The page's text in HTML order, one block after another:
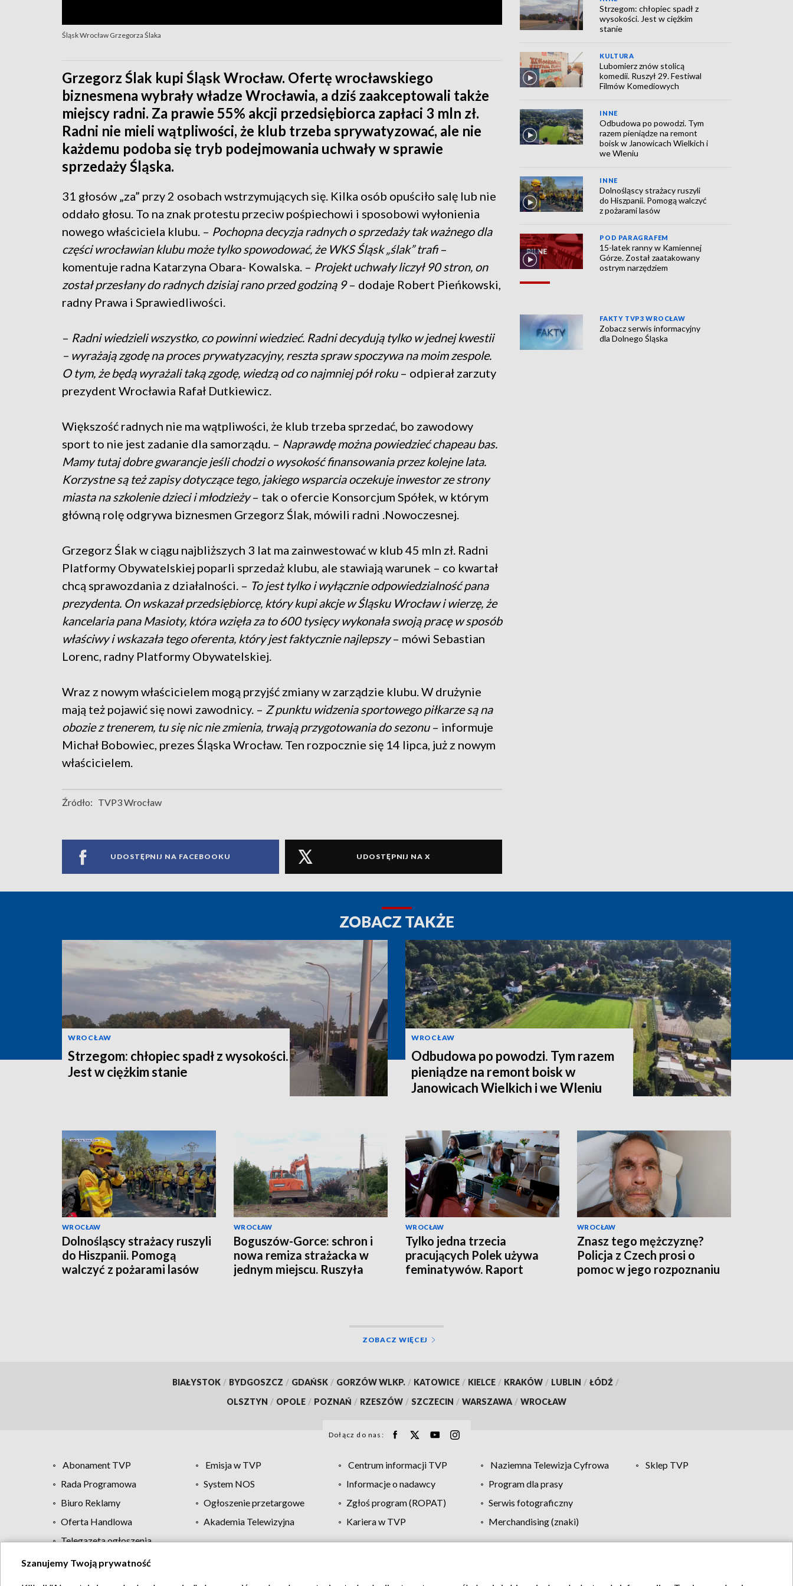
Śląsk Wrocław Grzegorza Ślaka
Grzegorz Ślak kupi Śląsk Wrocław. Ofertę wrocławskiego
biznesmena wybrały władze Wrocławia, a dziś zaakceptowali także
miejscy radni. Za prawie 55% akcji przedsiębiorca zapłaci 3 mln zł.
Radni nie mieli wątpliwości, że klub trzeba sprywatyzować, ale nie
każdemu podoba się tryb podejmowania uchwały w sprawie
sprzedaży Śląska.
31 głosów „za” przy 2 osobach wstrzymujących się. Kilka osób opuściło salę lub nie
oddało głosu. To na znak protestu przeciw pośpiechowi i sposobowi wyłonienia
nowego właściciela klubu. – Pochopna decyzja radnych o sprzedaży tak ważnego dla
części wrocławian klubu może tylko spowodować, że WKS Śląsk „ślak” trafi–
komentuje radna Katarzyna Obara- Kowalska. – Projekt uchwały liczył 90 stron, on
został przesłany do radnych dzisiaj rano przed godziną 9– dodaje Robert Pieńkowski,
radny Prawa i Sprawiedliwości.
– Radni wiedzieli wszystko, co powinni wiedzieć. Radni decydują tylko w jednej kwestii
– wyrażają zgodę na proces prywatyzacyjny, reszta spraw spoczywa na moim zespole.
O tym, że będą wyrażali taką zgodę, wiedzą od co najmniej pół roku– odpierał zarzuty
prezydent Wrocławia Rafał Dutkiewicz.
Większość radnych nie ma wątpliwości, że klub trzeba sprzedać, bo zawodowy
sport to nie jest zadanie dla samorządu. – Naprawdę można powiedzieć chapeau bas.
Mamy tutaj dobre gwarancje jeśli chodzi o wysokość finansowania przez kolejne lata.
Korzystne są też zapisy dotyczące tego, jakiego wsparcia oczekuje inwestor ze strony
miasta na szkolenie dzieci i młodzieży– tak o ofercie Konsorcjum Spółek, w którym
główną rolę odgrywa biznesmen Grzegorz Ślak, mówili radni .Nowoczesnej.
Grzegorz Ślak w ciągu najbliższych 3 lat ma zainwestować w klub 45 mln zł. Radni
Platformy Obywatelskiej poparli sprzedaż klubu, ale stawiają warunek – co kwartał
chcą sprawozdania z działalności. – To jest tylko i wyłącznie odpowiedzialność pana
prezydenta. On wskazał przedsiębiorcę, który kupi akcje w Śląsku Wrocław i wierzę, że
kancelaria pana Masioty, która wzięła za to 600 tysięcy wykonała swoją pracę w sposób
właściwy i wskazała tego oferenta, który jest faktycznie najlepszy– mówi Sebastian
Lorenc, radny Platformy Obywatelskiej.
Wraz z nowym właścicielem mogą przyjść zmiany w zarządzie klubu. W drużynie
mają też pojawić się nowi zawodnicy. – Z punktu widzenia sportowego piłkarze są na
obozie z trenerem, tu się nic nie zmienia, trwają przygotowania do sezonu– informuje
Michał Bobowiec, prezes Śląska Wrocław. Ten rozpocznie się 14 lipca, już z nowym
właścicielem.
Źródło: TVP3 Wrocław
UDOSTĘPNIJ NA FACEBOOKU UDOSTĘPNIJ NA X
Strzegom: chłopiec spadł z
wysokości. Jest w ciężkim
stanie
KULTURA
Lubomierz znów stolicą
komedii. Ruszył 29. Festiwal
Filmów Komediowych
INNE
Odbudowa po powodzi. Tym
razem pieniądze na remont
boisk w Janowicach Wielkich i
we Wleniu
INNE
Dolnośląscy strażacy ruszyli
do Hiszpanii. Pomogą walczyć
z pożarami lasów
POD PARAGRAFEM
15-latek ranny w Kamiennej
Górze. Został zaatakowany
ostrym narzędziem
FAKTY TVP3 WROCŁAW
Zobacz serwis informacyjny
dla Dolnego Śląska
ZOBACZ TAKŻE
WROCŁAW
Strzegom: chłopiec spadł z wysokości.
Jest w ciężkim stanie
WROCŁAW
Odbudowa po powodzi. Tym razem
pieniądze na remont boisk w
Janowicach Wielkich i we Wleniu
WROCŁAW
Dolnośląscy strażacy ruszyli
do Hiszpanii. Pomogą
walczyć z pożarami lasów
WROCŁAW
Boguszów-Gorce: schron i
nowa remiza strażacka w
jednym miejscu. Ruszyła
WROCŁAW
Tylko jedna trzecia
pracujących Polek używa
feminatywów. Raport
WROCŁAW
Znasz tego mężczyznę?
Policja z Czech prosi o
pomoc w jego rozpoznaniu
ZOBACZ WIĘCEJ
BIAŁYSTOK / BYDGOSZCZ / GDAŃSK / GORZÓW WLKP. / KATOWICE / KIELCE / KRAKÓW / LUBLIN / ŁÓDŹ /
OLSZTYN / OPOLE / POZNAŃ / RZESZÓW / SZCZECIN / WARSZAWA / WROCŁAW
Dołącz do nas:
Abonament TVP Emisja w TVP Centrum informacji TVP Naziemna Telewizja Cyfrowa
Sklep TVP
Rada Programowa
System NOS Informacje o nadawcy
Program dla prasy
Biuro Reklamy
Ogłoszenie przetargowe Zgłoś program (ROPAT)
Serwis fotograficzny
Oferta Handlowa
Akademia Telewizyjna Kariera w TVP
Merchandising (znaki)
Telegazeta ogłoszenia
Regulamin TVP Polityka prywatności Moje zgody Pomoc Biuro reklamy Kontakt
Szanujemy Twoją prywatność